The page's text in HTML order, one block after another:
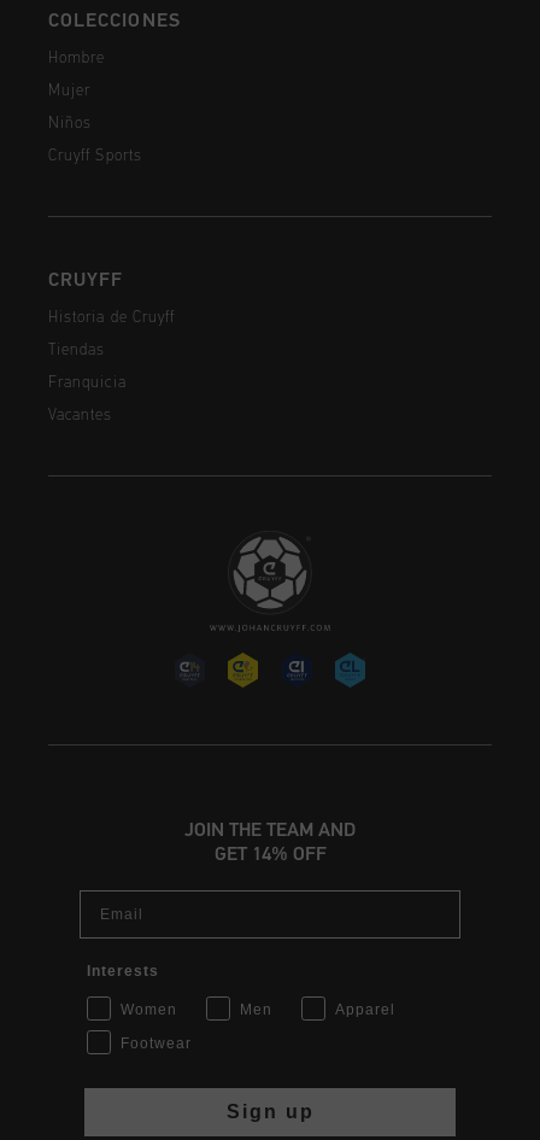
COLECCIONES
Hombre
Mujer
Niños
Cruyff Sports
CRUYFF
Historia de Cruyff
Tiendas
Franquicia
Vacantes
JOIN THE TEAM AND
GET 14% OFF
Interests
Women Men
Apparel
Footwear
Sign up